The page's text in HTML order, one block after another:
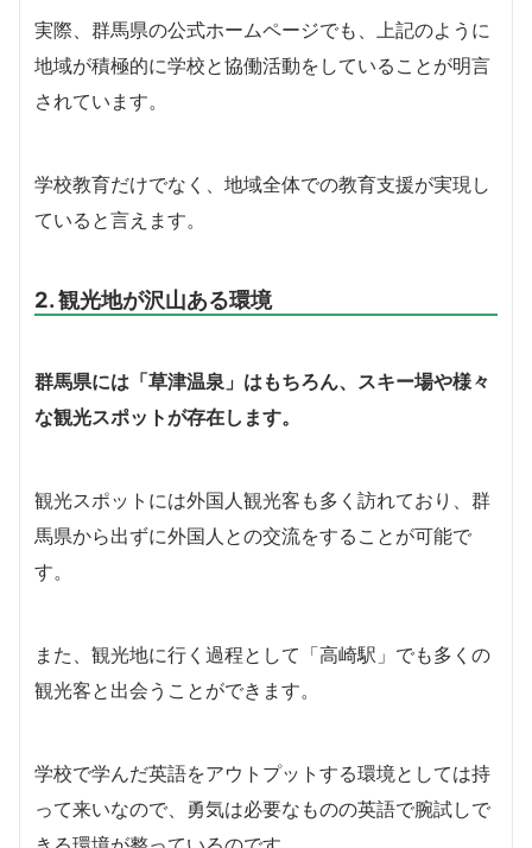
実際、群馬県の公式ホームページでも、上記のように
地域が積極的に学校と協働活動をしていることが明言
されています。
学校教育だけでなく、地域全体での教育支援が実現し
ていると言えます。
2. 観光地が沢山ある環境
群馬県には「草津温泉」はもちろん、スキー場や様々
な観光スポットが存在します。
観光スポットには外国人観光客も多く訪れており、群
馬県から出ずに外国人との交流をすることが可能で
す。
また、観光地に行く過程として「高崎駅」でも多くの
観光客と出会うことができます。
学校で学んだ英語をアウトプットする環境としては持
って来いなので、勇気は必要なものの英語で腕試しで